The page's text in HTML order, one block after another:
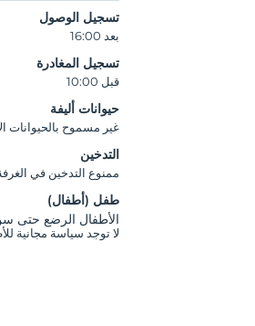
تسجيل الوصول
بعد 16:00
تسجيل المغادرة
قبل 10:00
حيوانات أليفة
غير مسموح بالحيوانات
التدخين
ممنوع التدخين في
طفل (أطفال)
الأطفال الرضع حتى سن 2
لا توجد سياسة مجانية